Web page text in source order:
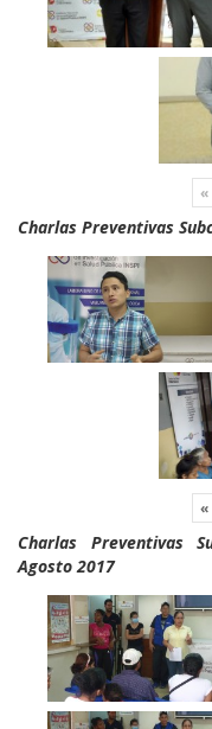
«
Charlas Preventivas
«
Charlas Preventivas
Agosto 2017